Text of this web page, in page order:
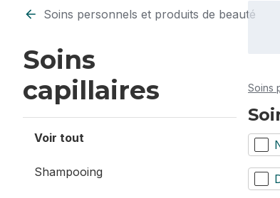
Passer au filtrage du contenu
Soins personnels et produits de beauté
Soins
capillaires
Voir tout
Shampooing
Soins